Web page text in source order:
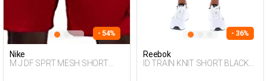
- 54%
Nike
M J DF SPRT MESH SHORT
- 36%
Reebok
ID TRAIN KNIT SHORT BLACK